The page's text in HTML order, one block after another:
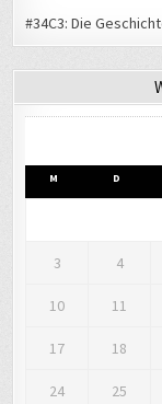
#34C3: Die
M D
3 4
10 11
17 18
24 25